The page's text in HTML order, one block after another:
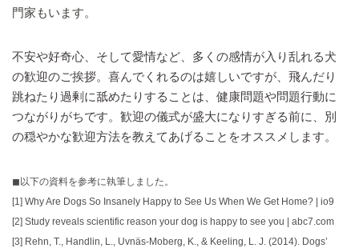
門家もいます。
不安や好奇心、そして愛情など、多くの感情が入り乱れる犬
の歓迎のご挨拶。喜んでくれるのは嬉しいですが、飛んだり
跳ねたり過剰に舐めたりすることは、健康問題や問題行動に
つながりがちです。歓迎の儀式が盛大になりすぎる前に、別
の穏やかな歓迎方法を教えてあげることをオススメします。
◼︎以下の資料を参考に執筆しました。
[1] Why Are Dogs So Insanely Happy to See Us When We Get Home? | io9
[2] Study reveals scientific reason your dog is happy to see you | abc7.com
[3] Rehn, T., Handlin, L., Uvnäs-Moberg, K., & Keeling, L. J. (2014). Dogs’